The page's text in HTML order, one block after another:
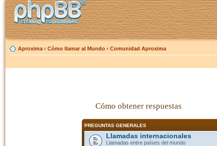
Aproxima ‹ Cómo llamar al Mundo ‹ Comunidad Aproxima
Cómo obtener respuestas
PREGUNTAS GENERALES
Llamadas internacionales
Llamadas entre países del mundo